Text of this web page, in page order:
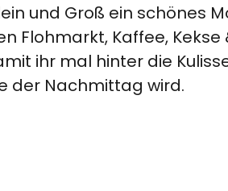
und Groß ein schönes
Flohmarkt, Kaffee, Kekse
ihr mal hinter die
der Nachmittag wird.